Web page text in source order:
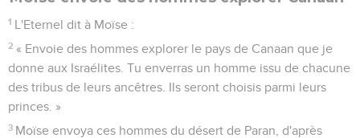
1 L'Eternel dit à Moïse :
2 « Envoie des hommes explorer le pays de Canaan que je
donne aux Israélites. Tu enverras un homme issu de chacune
des tribus de leurs ancêtres. Ils seront choisis parmi leurs
princes. »
3 Moïse envoya ces hommes du désert de Paran, d'après